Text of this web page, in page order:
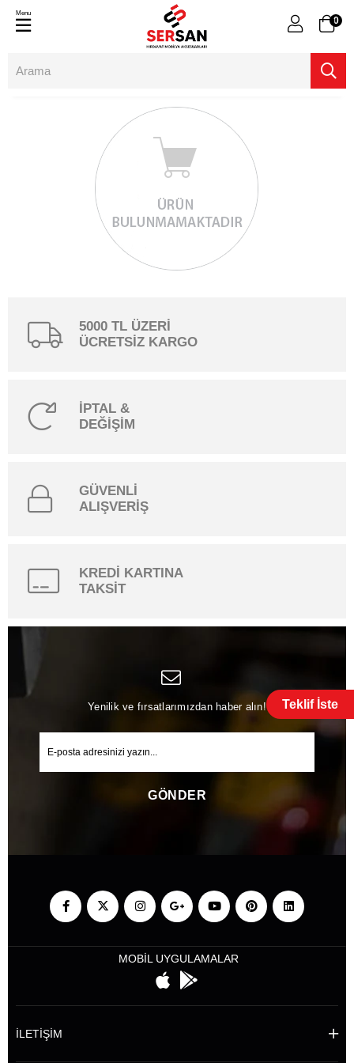
Teklif İste
0
Menu
5000 TL ÜZERİ
ÜCRETSİZ KARGO
İPTAL &
DEĞİŞİM
GÜVENLİ
ALIŞVERİŞ
KREDİ KARTINA
TAKSİT
Yenilik ve fırsatlarımızdan haber alın!
GÖNDER
MOBİL UYGULAMALAR
İLETİŞİM